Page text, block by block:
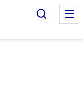
& déchets